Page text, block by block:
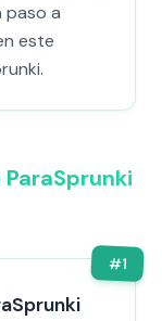
paso a
este
#1